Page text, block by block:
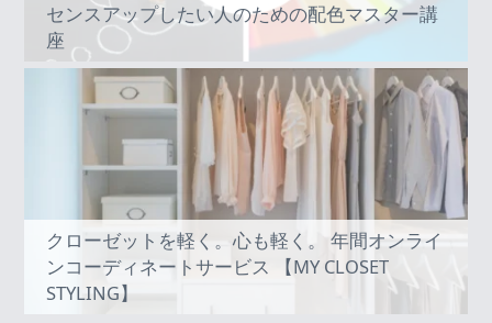
センスアップしたい人のための配色マスター講
座
クローゼットを軽く。心も軽く。 年間オンライ
ンコーディネートサービス 【MY CLOSET
STYLING】